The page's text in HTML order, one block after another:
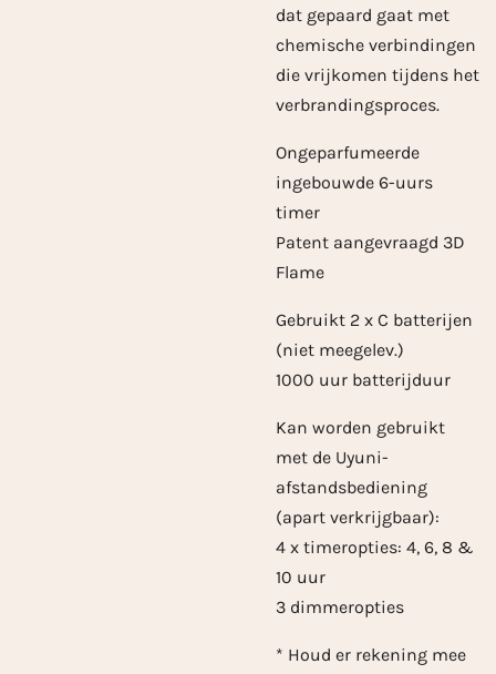
dat gepaard gaat met
chemische verbindingen
die vrijkomen tijdens het
verbrandingsproces.
Ongeparfumeerde
ingebouwde 6-uurs
timer
Patent aangevraagd 3D
Flame
Gebruikt 2 x C batterijen
(niet meegelev.)
1000 uur batterijduur
Kan worden gebruikt
met de Uyuni-
afstandsbediening
(apart verkrijgbaar):
4 x timeropties: 4, 6, 8 &
10 uur
3 dimmeropties
* Houd er rekening mee